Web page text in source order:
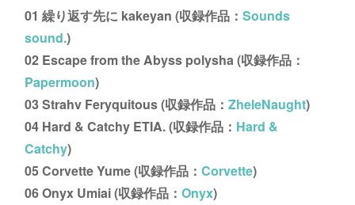
01 繰り返す先に kakeyan (収録作品： Sounds
sound.)
02 Escape from the Abyss polysha (収録作品：
Papermoon)
03 Strahv Feryquitous (収録作品： ZheleNaught)
04 Hard & Catchy ETIA. (収録作品： Hard &
Catchy)
05 Corvette Yume (収録作品： Corvette)
06 Onyx Umiai (収録作品： Onyx)